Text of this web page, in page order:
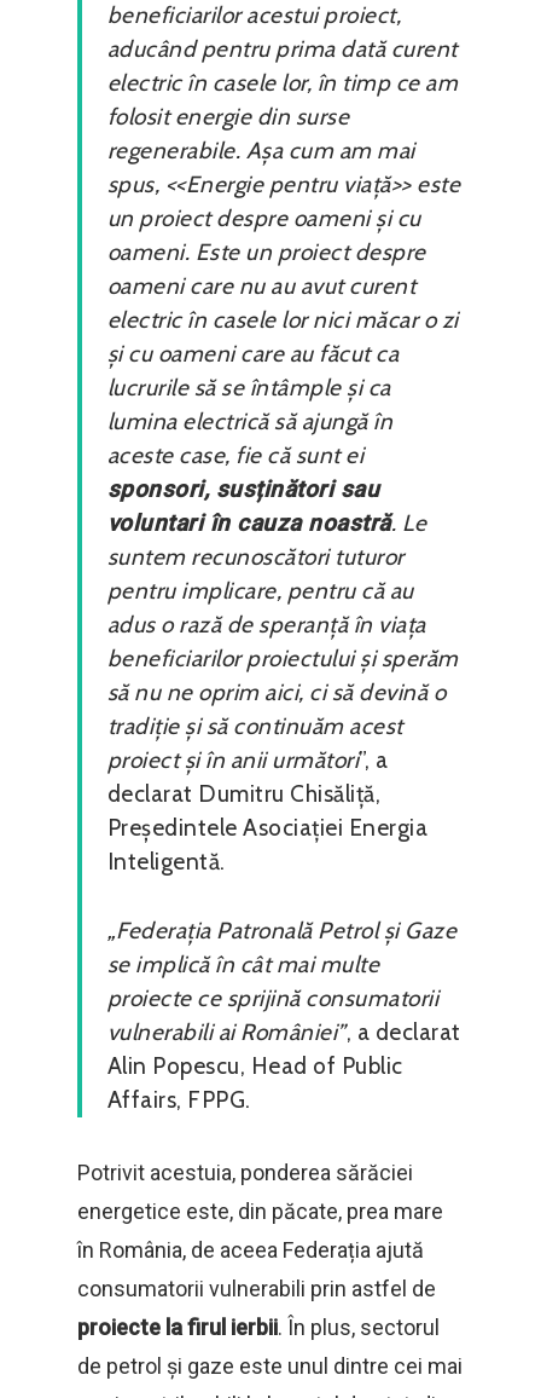
beneficiarilor acestui proiect,
aducând pentru prima dată curent
electric în casele lor, în timp ce am
folosit energie din surse
regenerabile. Așa cum am mai
spus, <<Energie pentru viață>> este
un proiect despre oameni și cu
oameni. Este un proiect despre
oameni care nu au avut curent
electric în casele lor nici măcar o zi
și cu oameni care au făcut ca
lucrurile să se întâmple și ca
lumina electrică să ajungă în
aceste case, fie că sunt ei
sponsori, susținători sau
voluntari în cauza noastră. Le
suntem recunoscători tuturor
pentru implicare, pentru că au
adus o rază de speranță în viața
beneficiarilor proiectului și sperăm
să nu ne oprim aici, ci să devină o
tradiție și să continuăm acest
proiect și în anii următori”, a
declarat Dumitru Chisăliță,
Președintele Asociației Energia
Inteligentă.
„Federația Patronală Petrol și Gaze
se implică în cât mai multe
proiecte ce sprijină consumatorii
vulnerabili ai României”, a declarat
Alin Popescu, Head of Public
Affairs, FPPG.
Potrivit acestuia, ponderea sărăciei
energetice este, din păcate, prea mare
în România, de aceea Federația ajută
consumatorii vulnerabili prin astfel de
proiecte la firul ierbii. În plus, sectorul
de petrol și gaze este unul dintre cei mai